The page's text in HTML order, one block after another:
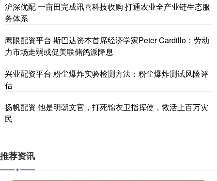
沪深优配 一亩田完成讯喜科技收购 打通农业全产业链生态服
务体系
鹰眼配资平台 斯巴达资本首席经济学家Peter Cardillo：劳动
力市场走弱或促美联储鸽派降息
兴业配资平台 粉尘爆炸实验检测方法：粉尘爆炸测试风险评
估
扬帆配资 他是明朝文官，打死锦衣卫指挥使，救活上百万灾
民
推荐资讯